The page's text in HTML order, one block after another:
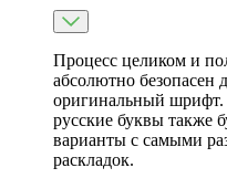
Процесс целиком и
абсолютно безопасен
оригинальный шрифт.
русские буквы также
варианты с самыми
раскладок.